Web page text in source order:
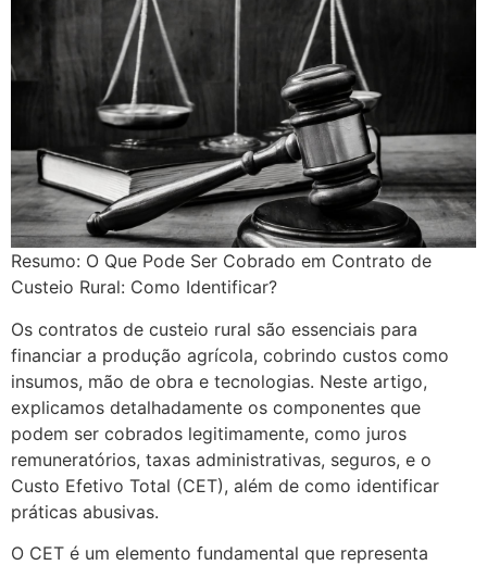
Resumo: O Que Pode Ser Cobrado em Contrato de
Custeio Rural: Como Identificar?
Os contratos de custeio rural são essenciais para
financiar a produção agrícola, cobrindo custos como
insumos, mão de obra e tecnologias. Neste artigo,
explicamos detalhadamente os componentes que
podem ser cobrados legitimamente, como juros
remuneratórios, taxas administrativas, seguros, e o
Custo Efetivo Total (CET), além de como identificar
práticas abusivas.
O CET é um elemento fundamental que representa